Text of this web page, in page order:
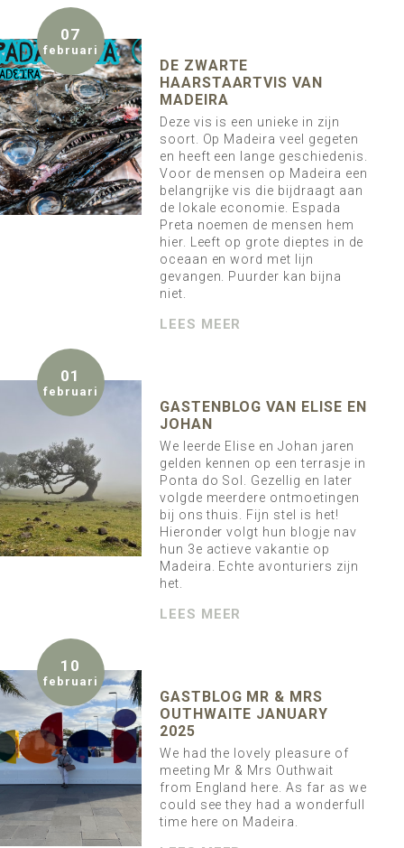
07
februari
DE ZWARTE
HAARSTAARTVIS VAN
MADEIRA
Deze vis is een unieke in zijn
soort. Op Madeira veel gegeten
en heeft een lange geschiedenis.
Voor de mensen op Madeira een
belangrijke vis die bijdraagt aan
de lokale economie. Espada
Preta noemen de mensen hem
hier. Leeft op grote dieptes in de
oceaan en word met lijn
gevangen. Puurder kan bijna
niet.
LEES MEER
01
februari
GASTENBLOG VAN ELISE EN
JOHAN
We leerde Elise en Johan jaren
gelden kennen op een terrasje in
Ponta do Sol. Gezellig en later
volgde meerdere ontmoetingen
bij ons thuis. Fijn stel is het!
Hieronder volgt hun blogje nav
hun 3e actieve vakantie op
Madeira. Echte avonturiers zijn
het.
LEES MEER
10
februari
GASTBLOG MR & MRS
OUTHWAITE JANUARY
2025
We had the lovely pleasure of
meeting Mr & Mrs Outhwait
from England here. As far as we
could see they had a wonderfull
time here on Madeira.